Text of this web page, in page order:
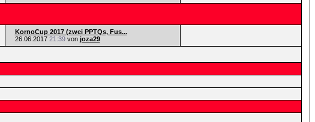
KornoCup 2017 (zwei PPTQs, Fus...
26.06.2017 21:39von joza29